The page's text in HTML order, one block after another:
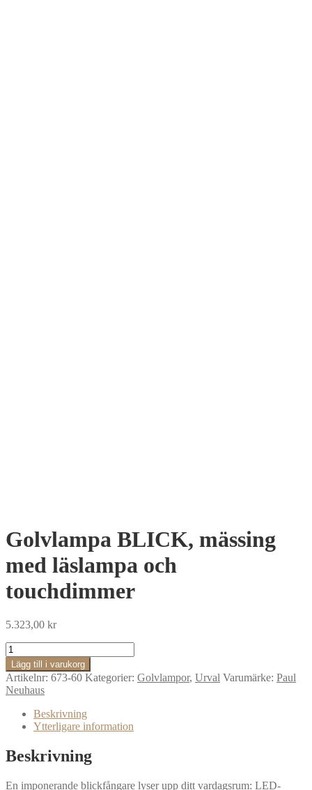
Golvlampa BLICK, mässing
med läslampa och
touchdimmer
5.323,00 kr
Golvlampa
BLICK,
mässing
med
läslampa
touchdimmer
mängd
Lägg till i varukorg
Artikelnr: 673-60 Kategorier: Golvlampor, Urval Varumärke: Paul
Neuhaus
Beskrivning
Ytterligare information
Beskrivning
En imponerande blickfångare lyser upp ditt vardagsrum: LED-